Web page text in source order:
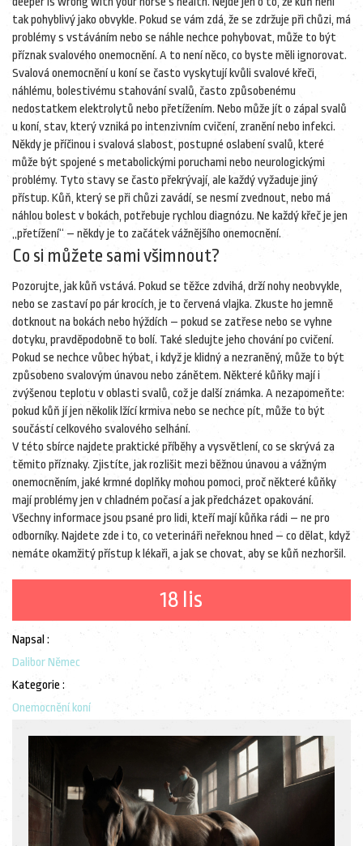
tak pohyblivý jako obvykle. Pokud se vám zdá, že se zdržuje při chůzi, má
problémy s vstáváním nebo se náhle nechce pohybovat, může to být
příznak svalového onemocnění. A to není něco, co byste měli ignorovat.
Svalová onemocnění u koní se často vyskytují kvůlisvalové křeči,
náhlému, bolestivému stahování svalů, často způsobenému
nedostatkem elektrolytů nebo přetížením. Nebo může jít o zápal svalů
u koní, stav, který vzniká po intenzivním cvičení, zranění nebo infekci.
Někdy je příčinou i svalová slabost, postupné oslabení svalů, které
může být spojené s metabolickými poruchami nebo neurologickými
problémy. Tyto stavy se často překrývají, ale každý vyžaduje jiný
přístup. Kůň, který se při chůzi zavádí, se nesmí zvednout, nebo má
náhlou bolest v bokách, potřebuje rychlou diagnózu. Ne každý křeč je jen
„přetížení“ – někdy je to začátek vážnějšího onemocnění.
Co si můžete sami všimnout?
Pozorujte, jak kůň vstává. Pokud se těžce zdvihá, drží nohy neobvykle,
nebo se zastaví po pár krocích, je to červená vlajka. Zkuste ho jemně
dotknout na bokách nebo hýždích – pokud se zatřese nebo se vyhne
dotyku, pravděpodobně to bolí. Také sledujte jeho chování po cvičení.
Pokud se nechce vůbec hýbat, i když je klidný a nezraněný, může to být
způsobeno svalovým únavou nebo zánětem. Některé kůňky mají i
zvýšenou teplotu v oblasti svalů, což je další známka. A nezapomeňte:
pokud kůň jí jen několik lžící krmiva nebo se nechce pít, může to být
součástí celkového svalového selhání.
V této sbírce najdete praktické příběhy a vysvětlení, co se skrývá za
těmito příznaky. Zjistíte, jak rozlišit mezi běžnou únavou a vážným
onemocněním, jaké krmné doplňky mohou pomoci, proč některé kůňky
mají problémy jen v chladném počasí a jak předcházet opakování.
Všechny informace jsou psané pro lidi, kteří mají kůňka rádi – ne pro
odborníky. Najdete zde i to, co veterináři neřeknou hned – co dělat, když
nemáte okamžitý přístup k lékaři, a jak se chovat, aby se kůň nezhoršil.
18 lis
Napsal :
Dalibor Němec
Kategorie :
Onemocnění koní